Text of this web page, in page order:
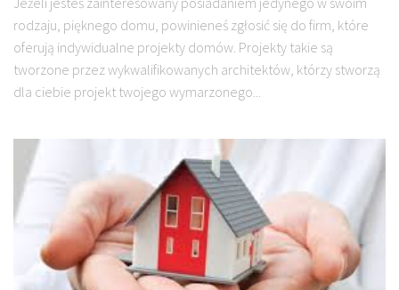
rodzaju, pięknego domu, powinieneś zgłosić się do firm, które
oferują indywidualne projekty domów. Projekty takie są
tworzone przez wykwalifikowanych architektów, którzy stworzą
dla ciebie projekt twojego wymarzonego...